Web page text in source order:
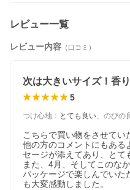
(商品情報）
香料（天然エッセンシャルオイル）
・天然素材のみを使用しているため、製品毎 及
固さ・香りが変化することがございます。
・直射日光や高温・多湿を避けて保管し、お早め
いますのでご注意ください。
・長期保管なさいます場合は、蓋を上にして保管
レビュー一覧
レビュー内容 （口コミ）
次は大きいサイズ！香
5
つけ心地 ： とても良い、 のびの
こちらで買い物をさせてい
他の方のコメントにもある
セージが添えてあり、とて
また、4月、そしてこのな
パッケージで楽しんでい
も大変感動しました。